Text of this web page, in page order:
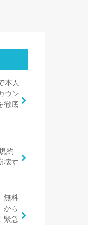
本人
ウン
徹底
約
壊す
無料
から
緊急